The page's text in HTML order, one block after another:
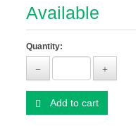
Available
Quantity:
Add to cart